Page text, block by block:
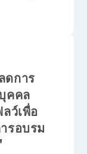
ดการ
คคล
ว์เพื่อ
รอบรม